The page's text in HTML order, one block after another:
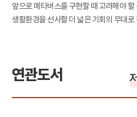
앞으로 메타버스를 구현할 때 고려해야
생활환경을 선사할 더 넓은 기회의 무대
연관도서